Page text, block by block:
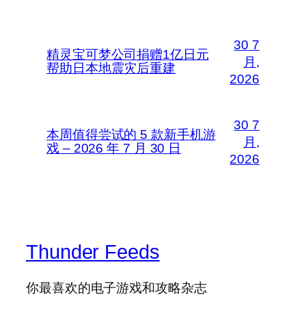
精灵宝可梦公司捐赠1亿日元
帮助日本地震灾后重建
30 7
月,
2026
本周值得尝试的 5 款新手机游
戏 – 2026 年 7 月 30 日
30 7
月,
2026
Thunder Feeds
你最喜欢的电子游戏和攻略杂志